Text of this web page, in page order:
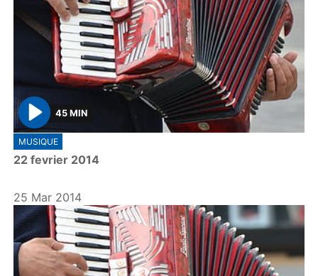
P
l
a
45 MIN
MUSIQUE
22 fevrier 2014
25 Mar 2014